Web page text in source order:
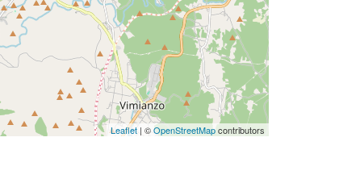
Leaflet | ©OpenStreetMapcontributors